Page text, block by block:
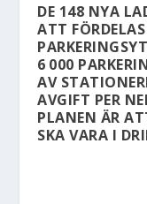
DE 148 NYA
ATT
6 000
AV
AVGIFT PER
PLANEN ÄR
SKA VARA I